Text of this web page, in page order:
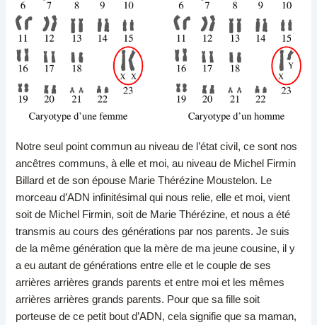
Notre seul point commun au niveau de l’état civil, ce sont nos
ancêtres communs, à elle et moi, au niveau de Michel Firmin
Billard et de son épouse Marie Thérézine Moustelon. Le
morceau d’ADN infinitésimal qui nous relie, elle et moi, vient
soit de Michel Firmin, soit de Marie Thérézine, et nous a été
transmis au cours des générations par nos parents. Je suis
de la même génération que la mère de ma jeune cousine, il y
a eu autant de générations entre elle et le couple de ses
arrières arrières grands parents et entre moi et les mêmes
arrières arrières grands parents. Pour que sa fille soit
porteuse de ce petit bout d’ADN, cela signifie que sa maman,